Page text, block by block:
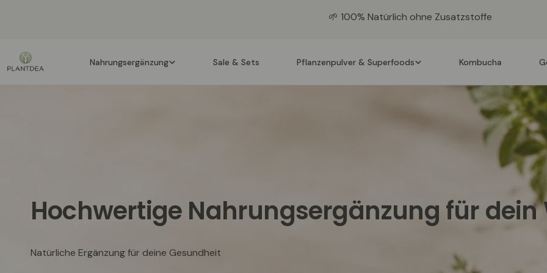
🌱 100% Natürlich ohne Zusatzstoffe
Nahrungsergänzung Sale & Sets Pflanzenpulver & Superfoods Kombucha
Hochwertige Nahrungsergänzung für
Natürliche Ergänzung für deine Gesundheit